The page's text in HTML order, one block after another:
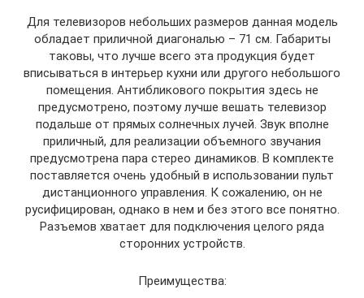
Для телевизоров небольших размеров данная модель
обладает приличной диагональю – 71 см. Габариты
таковы, что лучше всего эта продукция будет
вписываться в интерьер кухни или другого небольшого
помещения. Антибликового покрытия здесь не
предусмотрено, поэтому лучше вешать телевизор
подальше от прямых солнечных лучей. Звук вполне
приличный, для реализации объемного звучания
предусмотрена пара стерео динамиков. В комплекте
поставляется очень удобный в использовании пульт
дистанционного управления. К сожалению, он не
русифицирован, однако в нем и без этого все понятно.
Разъемов хватает для подключения целого ряда
сторонних устройств.
Преимущества: